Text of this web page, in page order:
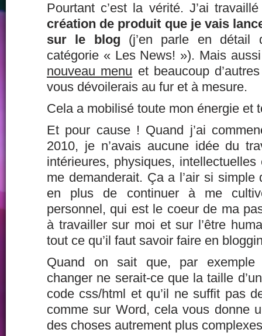
Pourtant c’est la vérité. J’ai
création de produit que je vais
sur le blog (j’en parle en
catégorie « Les News! »). Mais
nouveau menu et beaucoup
vous dévoilerais au fur et à mesure.
Cela a mobilisé toute mon énergie et
Et pour cause ! Quand j’ai
2010, je n’avais aucune idée du
intérieures, physiques,
me demanderait. Ça a l’air si simple
en plus de continuer à me
personnel, qui est le coeur de ma
à travailler sur moi et sur l’être
tout ce qu’il faut savoir faire en
Quand on sait que, par exemple
changer ne serait-ce que la taille
code css/html et qu’il ne suffit pas
comme sur Word, cela vous donne
des choses autrement plus